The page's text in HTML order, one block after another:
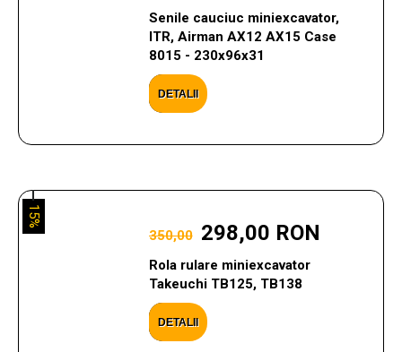
Senile cauciuc miniexcavator,
ITR, Airman AX12 AX15 Case
8015 - 230x96x31
DETALII
350,00 298,00 RON
Rola rulare miniexcavator
Takeuchi TB125, TB138
DETALII
15%